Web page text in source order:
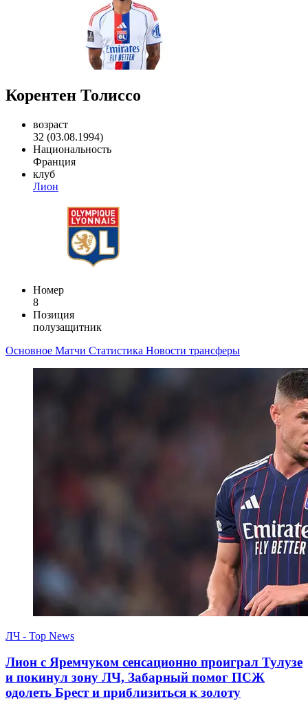
Корентен Толиссо
возраст
32 (03.08.1994)
Национальность
Франция
клуб
Лион
Номер
8
Позиция
полузащитник
Основное Матчи Статистика Новости трансферы
ЛЧ - Top News
Лион с Яремчуком сенсационно проиграл Тулузе
и покинул зону ЛЧ, Забарный помог ПСЖ
одолеть Брест и приблизиться к золоту